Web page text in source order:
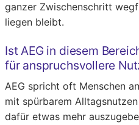
ganzer Zwischenschritt
liegen bleibt.
Ist AEG in diesem
für anspruchsvollere
AEG spricht oft Menschen
mit spürbarem
dafür etwas mehr